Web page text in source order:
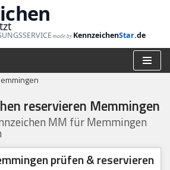
made by KennzeichenStar.de
reservieren Memmingen
MM für Memmingen
prüfen & reservieren